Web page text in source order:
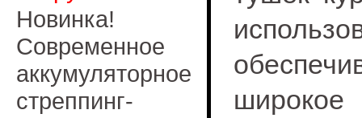
Новинка!
Современное
аккумуляторное
стреппинг-
широкое